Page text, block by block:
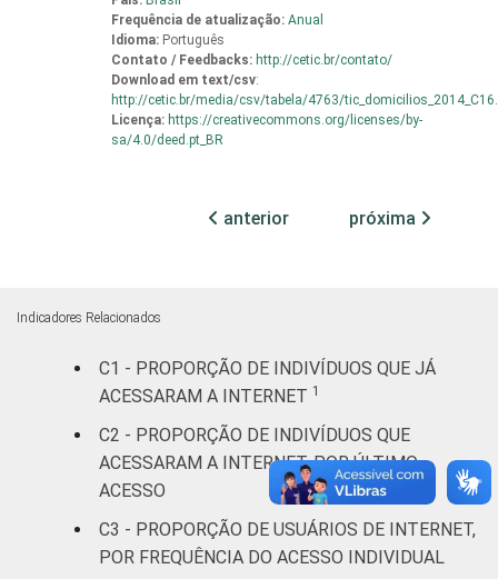
Superior
Faixa
etária
De 10 a 15
anos
78
anos
anos
88
60 anos ou
mais
95
Frequência de atualização: Anual
Idioma: Português
Contato / Feedbacks: http://cetic.br/contato/
Download em text/csv:
http://cetic.br/media/csv/tabela/4763/
Licença: https://creativecommons.org/licenses/by-
sa/4.0/deed.pt_BR
anterior próxima
Indicadores Relacionados
C1 - PROPORÇÃO DE INDIVÍDUOS QUE JÁ
ACESSARAM A INTERNET 1
C2 - PROPORÇÃO DE INDIVÍDUOS QUE
ACESSARAM A INTERNET, POR ÚLTIMO
ACESSO
C3 - PROPORÇÃO DE USUÁRIOS DE INTERNET,
POR FREQUÊNCIA DO ACESSO INDIVIDUAL